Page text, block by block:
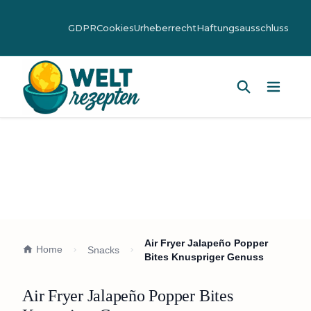
GDPRCookiesUrheberrechtHaftungsausschluss
Home Snacks
Air Fryer Jalapeño Popper
Bites Knuspriger Genuss
Air Fryer Jalapeño Popper Bites